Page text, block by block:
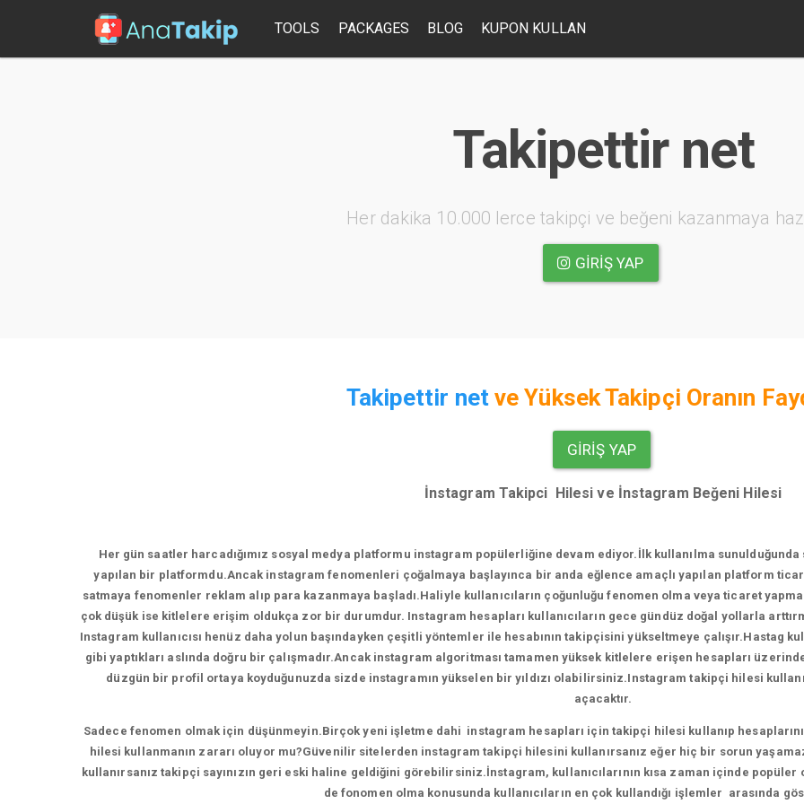
TOOLS PACKAGES BLOG KUPON KULLAN
Takipettir net
Her dakika 10.000 lerce takipçi ve beğeni kazanmaya
GIRIŞ YAP
Takipettir netveYüksek Takipçi Oranın
GIRIŞ YAP
İnstagram Takipci Hilesi ve İnstagram Beğeni Hilesi
Her gün saatler harcadığımız sosyal medya platformu instagram popülerliğine devam ediyor. İlk kullanılma
yapılan bir platformdu.Ancak instagram fenomenleri çoğalmaya başlayınca bir anda eğlence amaçlı yapılan platform
satmaya fenomenler reklam alıp para kazanmaya başladı.Haliyle kullanıcıların çoğunluğu fenomen olma veya ticaret
çok düşük ise kitlelere erişim oldukça zor bir durumdur. Instagram hesapları kullanıcıların gece gündüz doğal yollarla
Instagram kullanıcısı henüz daha yolun başındayken çeşitli yöntemler ile hesabının takipçisini yükseltmeye çalışır.Hastag
gibi yaptıkları aslında doğru bir çalışmadır.Ancak instagram algoritması tamamen yüksek kitlelere erişen hesapları
düzgün bir profil ortaya koyduğunuzda sizde instagramın yükselen bir yıldızı olabilirsiniz.Instagram takipçi hilesi
açacaktır.
Sadece fenomen olmak için düşünmeyin.Birçok yeni işletme dahi instagram hesapları için takipçi hilesi kullanıp
hilesi kullanmanın zararı oluyor mu?Güvenilir sitelerden instagram takipçi hilesini kullanırsanız eğer hiç bir sorun
kullanırsanız takipçi sayınızın geri eski haline geldiğini görebilirsiniz.İnstagram, kullanıcılarının kısa zaman içinde popüler
de fonomen olma konusunda kullanıcıların en çok kullandığı işlemler arasında